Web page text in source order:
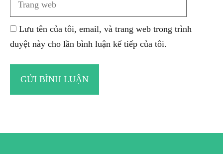
Lưu tên của tôi, email, và trang web trong trình
duyệt này cho lần bình luận kế tiếp của tôi.